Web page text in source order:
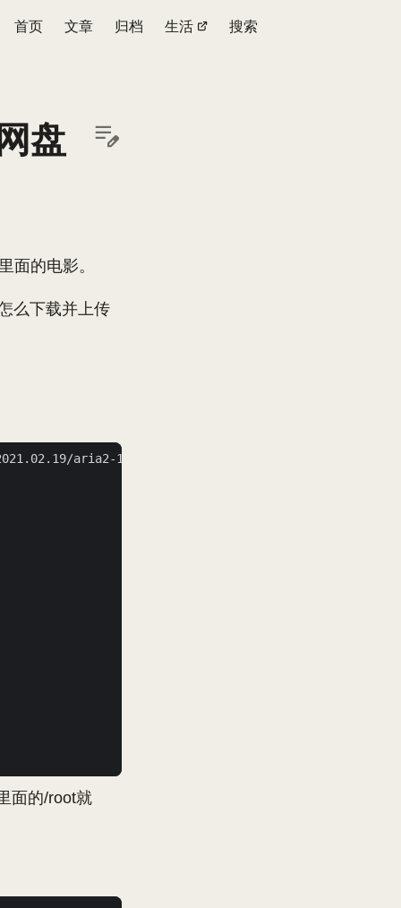
首页 文章 归档 生活 搜索
盘
面的电影。
么下载并上传
面的/root就